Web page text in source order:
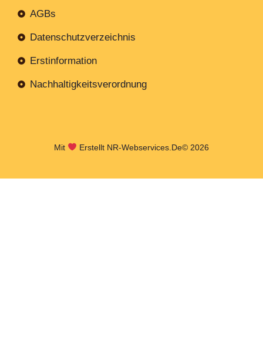
AGBs
Datenschutzverzeichnis
Erstinformation
Nachhaltigkeitsverordnung
Mit Erstellt NR-Webservices.de© 2026